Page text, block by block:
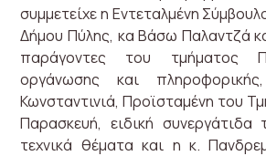
συμμετείχε η Εντεταλμένη
Δήμου Πύλης, κα Βάσω Παλαντζά
παράγοντες του τμήματος
οργάνωσης και
Κωνσταντινιά, Προϊσταμένη του
Παρασκευή, ειδική
τεχνικά θέματα και η κ.